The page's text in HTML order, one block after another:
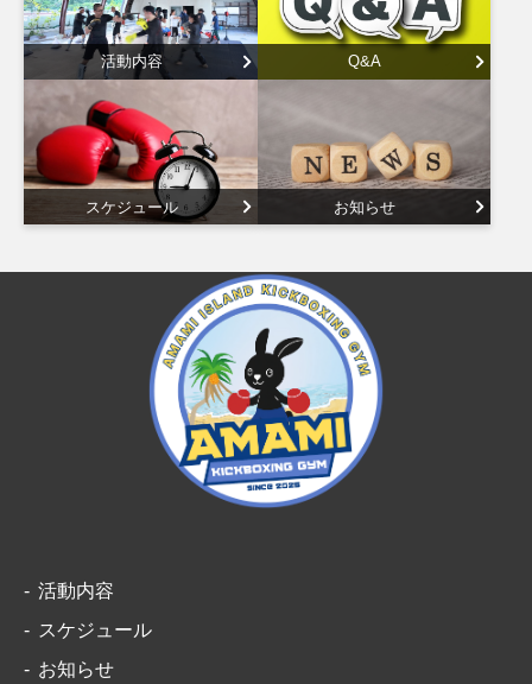
活動内容 Q&A
スケジュール お知らせ
活動内容
スケジュール
お知らせ